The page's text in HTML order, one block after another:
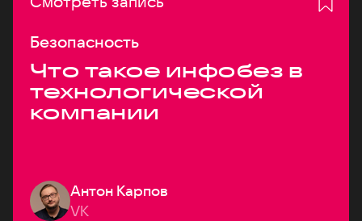
Безопасность
Что такое инфобез в
технологической
компании
Антон Карпов
VK